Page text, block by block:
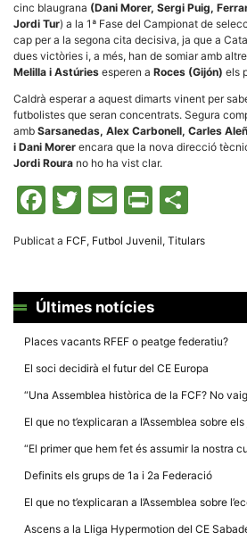
cinc blaugrana (Dani Morer, Sergi Puig,
Jordi Tur) a la 1ª Fase del Campionat de
cap per a la segona cita decisiva, ja que a
dues victòries i, a més, han de somiar amb
Melilla i Astúries esperen a Roces (Gijón) els
Caldrà esperar a aquest dimarts vinent per
futbolistes que seran concentrats. Segura
amb Sarsanedas, Alex Carbonell, Carles
i Dani Morer encara que la nova direcció
Jordi Roura no ho ha vist clar.
Facebook
Twitter
Email
Print
Publicat a FCF, Futbol Juvenil, Titulars
Últimes notícies
Places vacants RFEF o peatge federatiu?
El soci decidirà el futur del CE Europa
“Una Assemblea històrica de la FCF? No
El que no t’explicaran a l’Assemblea sobre
“El primer que hem fet és assumir la nostra
Definits els grups de 1a i 2a Federació
El que no t’explicaran a l’Assemblea sobre
Ascens a la Lliga Hypermotion del CE
de
del
la